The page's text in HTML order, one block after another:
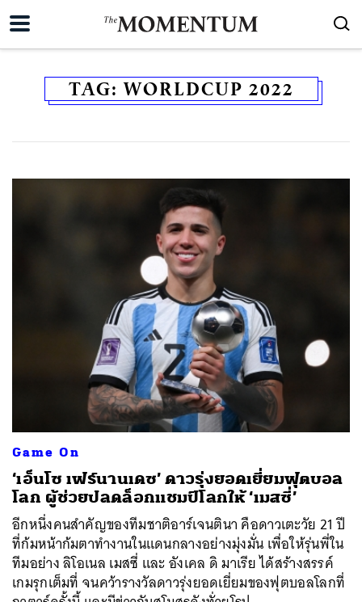
TAG:WORLDCUP 2022
Game On
‘เอ็นโซ เฟร์นานเดซ’ ดาวรุ่งยอดเยี่ยมฟุตบอล
โลก ผู้ช่วยปลดล็อกแชมป์โลกให้ ‘เมสซี่’
อีกหนึ่งคนสำคัญของทีมชาติอาร์เจนตินา คือดาวเตะวัย 21 ปี
ที่ก้มหน้าก้มตาทำงานในแดนกลางอย่างมุ่งมั่น เพื่อให้รุ่นพี่ใน
ทีมอย่าง ลิโอเนล เมสซี่ และ อังเคล ดิ มาเรีย ได้สร้างสรรค์
เกมรุกเต็มที่ จนคว้ารางวัลดาวรุ่งยอดเยี่ยมของฟุตบอลโลกที่